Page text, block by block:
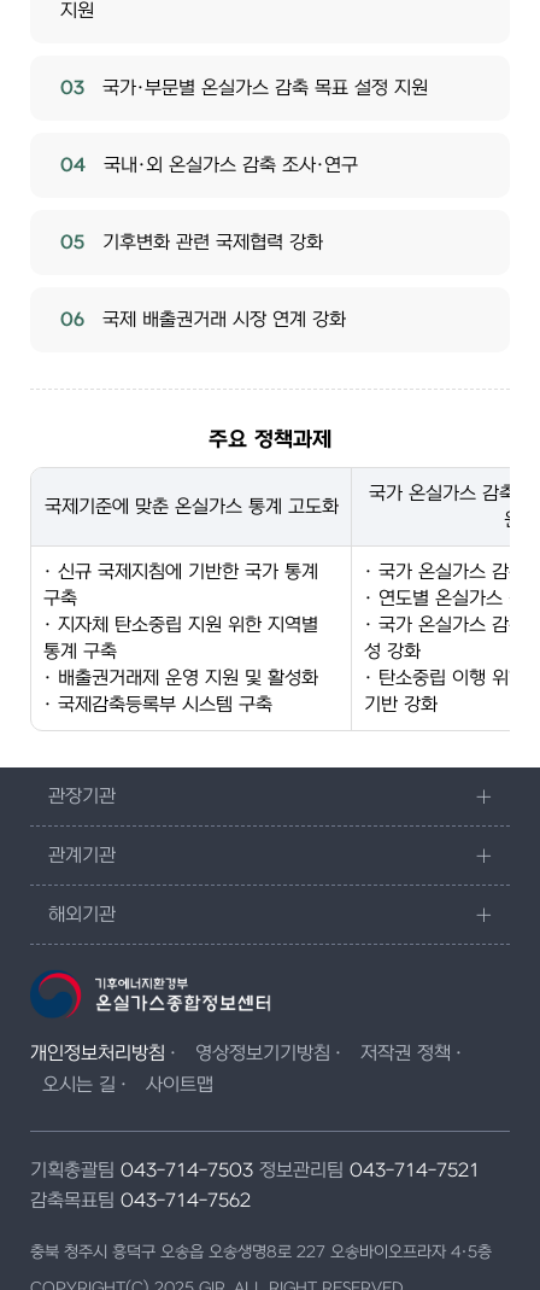
지원
03 국가·부문별 온실가스 감축 목표 설정 지원
04 국내·외 온실가스 감축 조사·연구
05 기후변화 관련 국제협력 강화
06 국제 배출권거래 시장 연계 강화
주요 정책과제
국제기준에 맞춘 온실가스 통계 고도화
국가 온실가스 감축목
원
· 신규 국제지침에 기반한 국가 통계
구축
· 지자체 탄소중립 지원 위한 지역별
통계 구축
· 배출권거래제 운영 지원 및 활성화
· 국제감축등록부 시스템 구축
· 국가 온실가스 감축
· 연도별 온실가스 감
· 국가 온실가스 감축
성 강화
· 탄소중립 이행 위한
기반 강화
관장기관
관계기관
해외기관
개인정보처리방침 영상정보기기방침
저작권 정책
오시는 길
사이트맵
기획총괄팀 043-714-7503 정보관리팀 043-714-7521
감축목표팀 043-714-7562
충북 청주시 흥덕구 오송읍 오송생명8로 227 오송바이오프라자 4·5층